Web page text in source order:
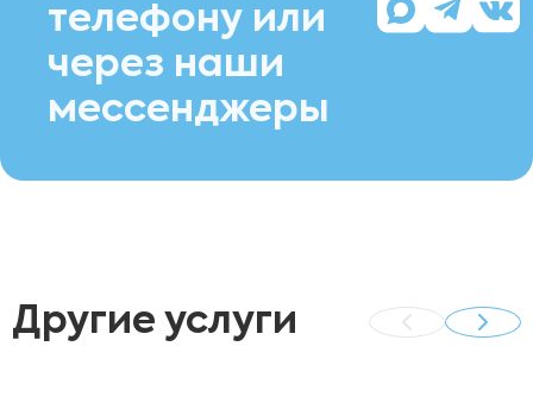
телефону или
через наши
мессенджеры
Другие услуги